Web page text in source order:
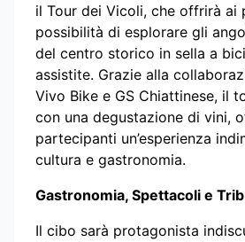
il Tour dei Vicoli, che offrirà ai
possibilità di esplorare gli
del centro storico in sella a
assistite. Grazie alla
Vivo Bike e GS Chiattinese, il
con una degustazione di vini,
partecipanti un’esperienza
cultura e gastronomia.
Gastronomia, Spettacoli e
Il cibo sarà protagonista